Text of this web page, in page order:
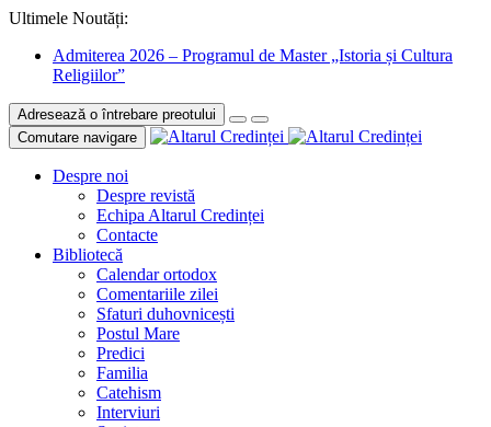
Ultimele Noutăți:
Admiterea 2026 – Programul de Master „Istoria și Cultura
Religiilor”
Adresează o întrebare preotului
Comutare navigare
Despre noi
Despre revistă
Echipa Altarul Credinței
Contacte
Bibliotecă
Calendar ortodox
Comentariile zilei
Sfaturi duhovnicești
Postul Mare
Predici
Familia
Catehism
Interviuri